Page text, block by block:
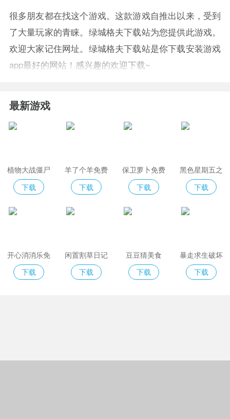
很多朋友都在找这个游戏。这款游戏自推出以来，受到
了大量玩家的青睐。绿城格夫下载站为您提供此游戏。
欢迎大家记住网址。绿城格夫下载站是你下载安装游戏
app最好的网站！感兴趣的欢迎下载~
最新游戏
植物大战僵尸
2免费版
下载
羊了个羊免费
下载
保卫萝卜免费
版
下载
黑色星期五之
夜indiecross
下载
开心消消乐免
费版
下载
闲置割草日记
下载
豆豆猜美食
下载
暴走求生破坏
模拟器
下载